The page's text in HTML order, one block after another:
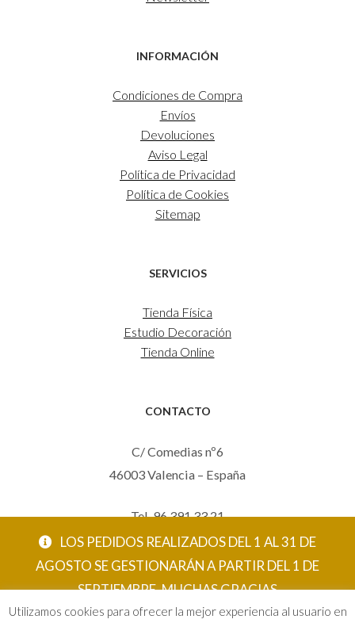
LOS PEDIDOS REALIZADOS DEL 1 AL 31 DE
AGOSTO SE GESTIONARÁN A PARTIR DEL 1 DE
SEPTIEMBRE. MUCHAS GRACIAS
ACEPTAR
INFORMACIÓN
Condiciones de Compra
Envíos
Devoluciones
Aviso Legal
Política de Privacidad
Política de Cookies
Sitemap
SERVICIOS
Tienda Física
Estudio Decoración
Tienda Online
CONTACTO
C/ Comedias nº6
46003 Valencia – España
Tel. 96 391 33 21
Mov. 620 123 461
carola@eltallerdecarola.com
Utilizamos cookies para ofrecer la mejor experiencia al usuario en